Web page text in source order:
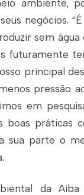
ambiente,
negócios.
sem água
futuramente
principal
pressão
em
boas práticas
sua parte o
da